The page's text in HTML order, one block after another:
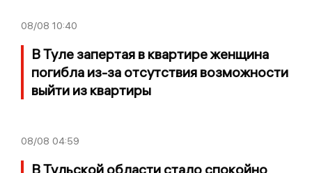
08/08 10:40
В Туле запертая в квартире женщина
погибла из-за отсутствия возможности
выйти из квартиры
08/08 04:59
В Тульской области стало спокойно